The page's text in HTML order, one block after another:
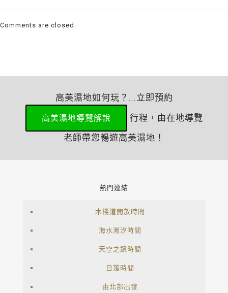
Comments are closed.
高美濕地如何玩？...立即預約
高美濕地導覽解說
行程，由在地導覽
老師帶您暢遊高美濕地！
熱門連結
木棧道開放時間
海水潮汐時間
天空之鏡時間
日落時間
由北部出發